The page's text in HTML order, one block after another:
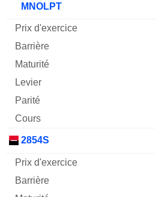
MNOLPT
2854S